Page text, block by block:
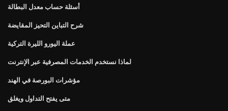
أسئلة حساب معدل البطالة
شرح التباين التحيز المقايضة
عملة اليورو الليرة التركية
لماذا نستخدم الخدمات المصرفية عبر الإنترنت
مؤشرات البورصة في الهند
متى يفتح التداول ويغلق